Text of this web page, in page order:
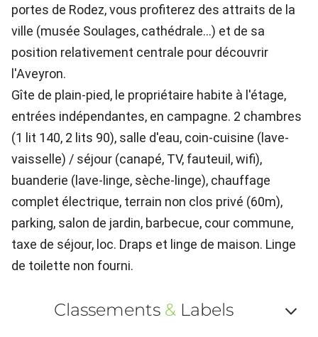
portes de Rodez, vous profiterez des attraits de la
ville (musée Soulages, cathédrale...) et de sa
position relativement centrale pour découvrir
l'Aveyron.
Gîte de plain-pied, le propriétaire habite à l'étage,
entrées indépendantes, en campagne. 2 chambres
(1 lit 140, 2 lits 90), salle d'eau, coin-cuisine (lave-
vaisselle) / séjour (canapé, TV, fauteuil, wifi),
buanderie (lave-linge, sèche-linge), chauffage
complet électrique, terrain non clos privé (60m),
parking, salon de jardin, barbecue, cour commune,
taxe de séjour, loc. Draps et linge de maison. Linge
de toilette non fourni.
Classements &Labels